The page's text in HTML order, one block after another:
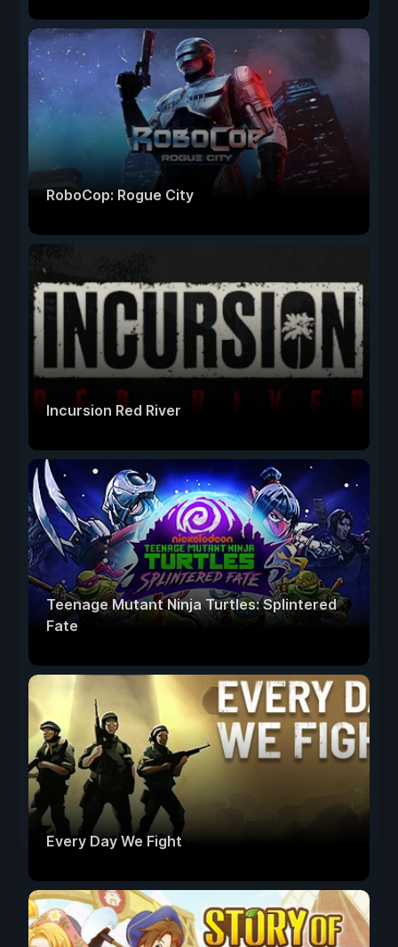
RoboCop: Rogue City
Incursion Red River
Teenage Mutant Ninja Turtles: Splintered
Fate
Every Day We Fight